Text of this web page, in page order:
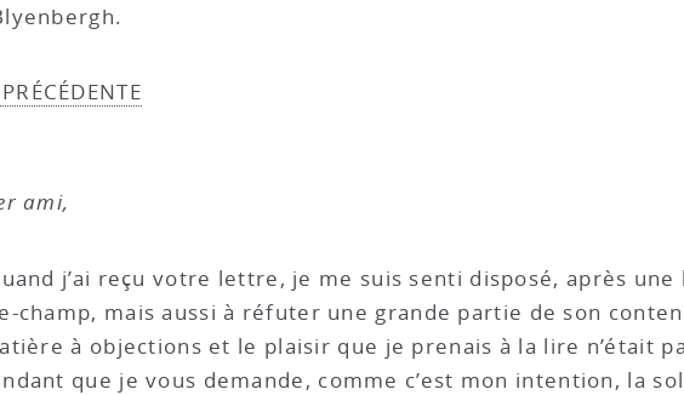
ami,
j’ai reçu votre lettre, je me suis senti disposé, après
champ, mais aussi à réfuter une grande partie de son
à objections et le plaisir que je prenais à la lire n’était
que je vous demande, comme c’est mon intention, la